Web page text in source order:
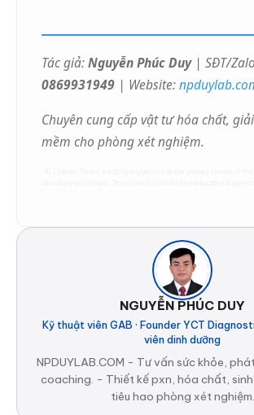
Tác giả:Nguyễn Phúc Duy| SĐT/
0869931949 | Website:
Chuyên cung cấp vật tư hóa chất,
mềm cho phòng xét nghiệm.
NGUYỄN PHÚC DUY
Kỹ thuật viên GAB · Founder YCT
viên dinh dưỡng
NPDUYLAB.COM - Tư vấn sức khỏe,
coaching. - Thiết kế pxn, hóa chất,
tiêu hao phòng xét nghiệm.